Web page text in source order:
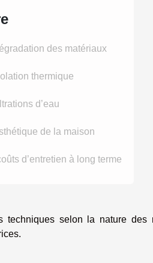
des matériaux
thermique
d’eau
de la maison
d’entretien à long terme
techniques selon la nature des